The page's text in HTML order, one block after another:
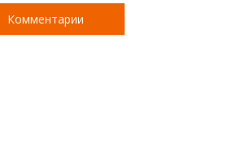
Комментарии